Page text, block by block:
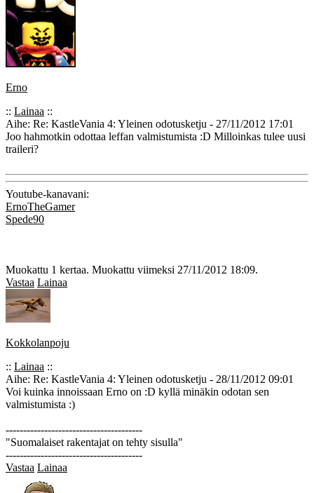
Erno
:: Lainaa ::
Aihe: Re: KastleVania 4: Yleinen odotusketju - 27/11/2012 17:01
Joo hahmotkin odottaa leffan valmistumista :D Milloinkas tulee uusi
traileri?
Youtube-kanavani:
ErnoTheGamer
Spede90
Muokattu 1 kertaa. Muokattu viimeksi 27/11/2012 18:09.
Vastaa Lainaa
Kokkolanpoju
:: Lainaa ::
Aihe: Re: KastleVania 4: Yleinen odotusketju - 28/11/2012 09:01
Voi kuinka innoissaan Erno on :D kyllä minäkin odotan sen
valmistumista :)
---------------------------------------
"Suomalaiset rakentajat on tehty sisulla"
---------------------------------------
Vastaa Lainaa